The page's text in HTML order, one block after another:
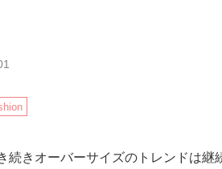
続きオーバーサイズのトレンドは